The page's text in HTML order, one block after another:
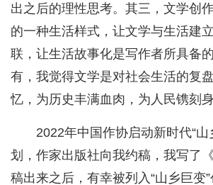
出之后的理性思考。其三，文学创
的一种生活样式，让文学与生活建
联，让生活故事化是写作者所具备
有，我觉得文学是对社会生活的复
忆，为历史丰满血肉，为人民镌刻身
2022年中国作协启动新时代“山
划，作家出版社向我约稿，我写了
稿出来之后，有幸被列入“山乡巨变